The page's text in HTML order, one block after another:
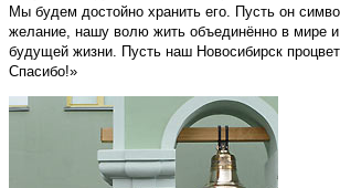
Мы будем достойно хранить его. Пусть он
желание, нашу волю жить объединённо в мире
будущей жизни. Пусть наш Новосибирск
Спасибо!»